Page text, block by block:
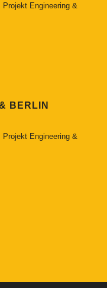
Engineering &
BERLIN
Engineering &